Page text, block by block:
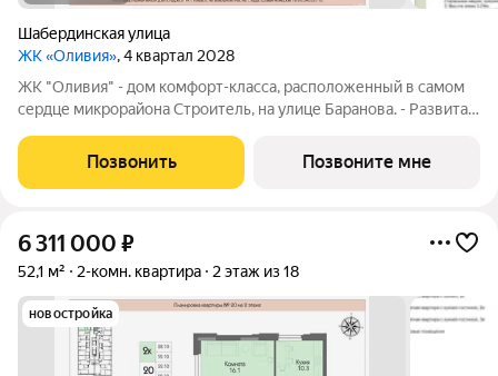
Шабердинская улица
ЖК «Оливия», 4 квартал 2028
ЖК "Оливия" - дом комфорт-класса, расположенный в самом
сердце микрорайона Строитель, на улице Баранова. - Развитая
Матрица, остановки общественного транспорта, поликлиники
для взрослых и
Позвонить Позвоните мне
6 311 000 ₽
52,1 м² 2-комн. квартира 2 этаж из 18
новостройка